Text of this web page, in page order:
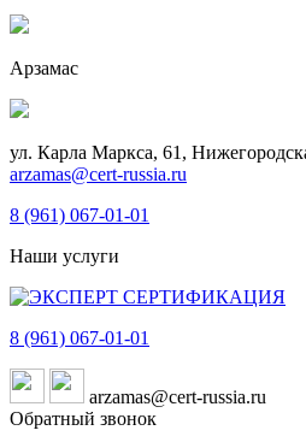
Арзамас
ул. Карла Маркса, 61,
arzamas@cert-russia.ru
8 (961) 067-01-01
Наши услуги
8 (961) 067-01-01
arzamas@cert-russia.ru
Обратный звонок